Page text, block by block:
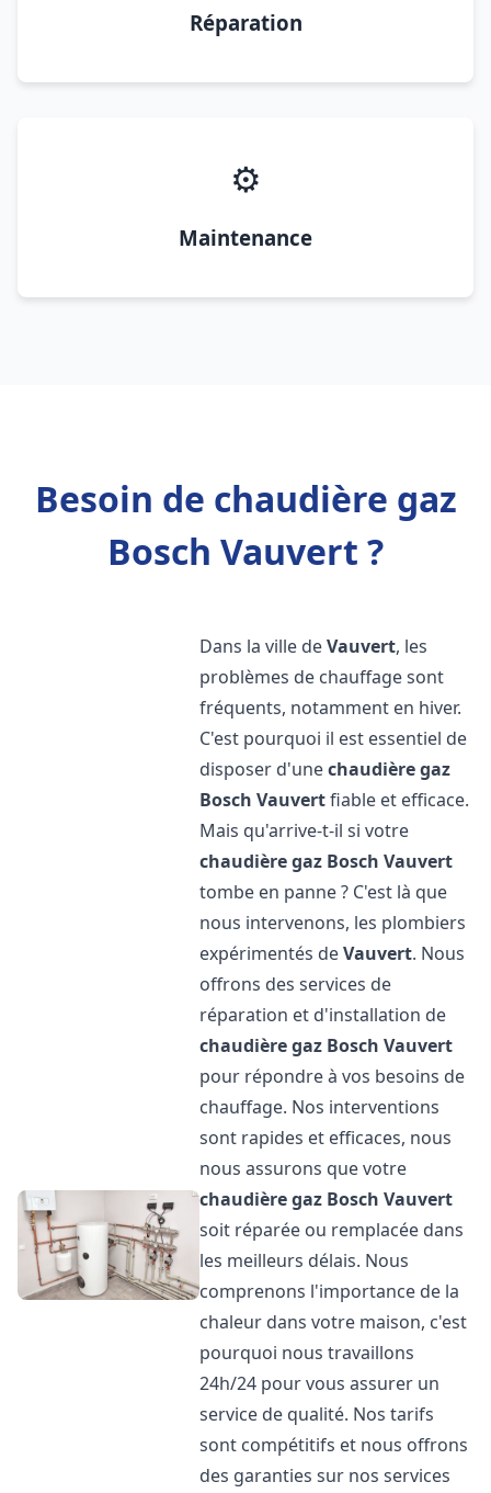
Réparation
⚙️
Maintenance
Besoin de chaudière gaz
Bosch Vauvert ?
Dans la ville deVauvert, les
problèmes de chauffage sont
fréquents, notamment en hiver.
C'est pourquoi il est essentiel de
disposer d'unechaudière gaz
Bosch Vauvertfiable et efficace.
Mais qu'arrive-t-il si votre
chaudière gaz Bosch Vauvert
tombe en panne ? C'est là que
nous intervenons, les plombiers
expérimentés deVauvert. Nous
offrons des services de
réparation et d'installation de
chaudière gaz Bosch Vauvert
pour répondre à vos besoins de
chauffage. Nos interventions
sont rapides et efficaces, nous
nous assurons que votre
chaudière gaz Bosch Vauvert
soit réparée ou remplacée dans
les meilleurs délais. Nous
comprenons l'importance de la
chaleur dans votre maison, c'est
pourquoi nous travaillons
24h/24 pour vous assurer un
service de qualité. Nos tarifs
sont compétitifs et nous offrons
des garanties sur nos services